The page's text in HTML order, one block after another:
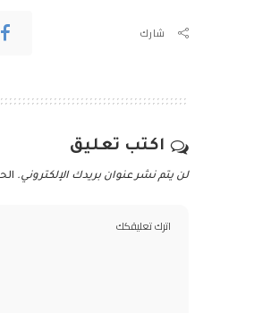
شارك
اكتب تعليق
لن يتم نشر عنوان بريدك الإلكتروني.